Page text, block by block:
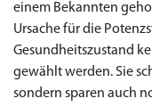
einem Bekannten
Ursache für die
Gesundheitszustand
gewählt werden. Sie
sondern sparen auch